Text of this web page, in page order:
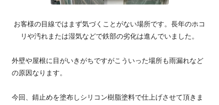
お客様の目線ではまず気づくことがない場所です。長年のホコ
リや汚れまたは湿気などで鉄部の劣化は進んでいました。
外壁や屋根に目がいきがちですがこういった場所も雨漏れなど
の原因なります。
今回、錆止めを塗布しシリコン樹脂塗料で仕上げさせて頂きま